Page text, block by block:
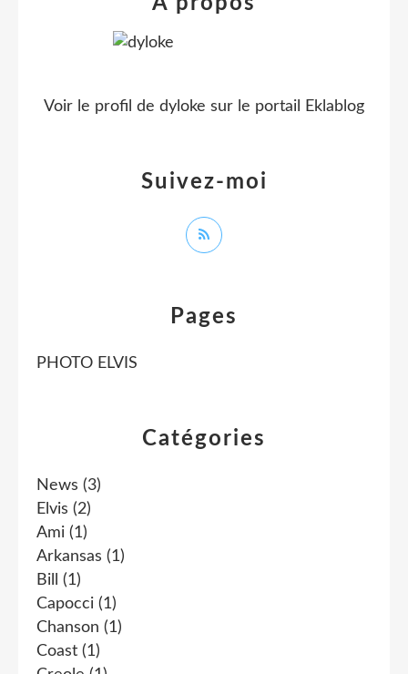
Catégories
News (3)
Elvis (2)
Ami (1)
Arkansas (1)
Bill
(1)
Capocci (1)
Chanson (1)
Coast (1)
Pages
PHOTO ELVIS
Suivez-moi
Voir le profil de dyloke sur le portail Eklablog